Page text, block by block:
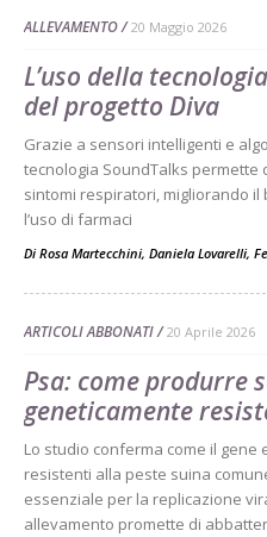
ALLEVAMENTO 20 Maggio 2026
L’uso della
del progetto Diva
Grazie a sensori intelligenti e
tecnologia SoundTalks permette
sintomi respiratori, migliorando
l’uso di farmaci
Di Rosa Martecchini, Daniela Lovarelli,
ARTICOLI ABBONATI 20 Aprile 2026
Psa: come produrre
geneticamente
Lo studio conferma come il
resistenti alla peste suina
essenziale per la replicazione
allevamento promette di